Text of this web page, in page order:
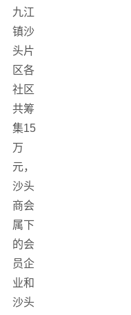
九江
镇沙
头片
区各
社区
共筹
集15
万
元，
沙头
商会
属下
的会
员企
业和
沙头